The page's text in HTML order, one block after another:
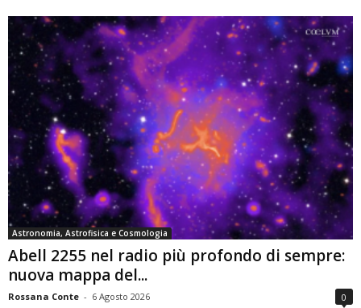
Astronomia, Astrofisica e Cosmologia
Abell 2255 nel radio più profondo di sempre:
nuova mappa del...
Rossana Conte - 6 Agosto 2026 0